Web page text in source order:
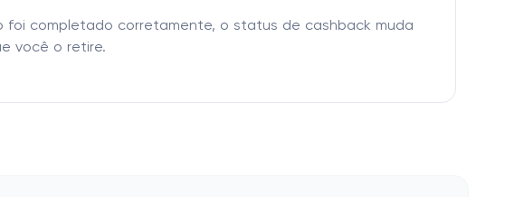
foi completado corretamente, o status de cashback muda
você o retire.